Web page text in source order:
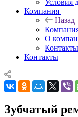
Условия
Компания
Назад
О
Контакты
Контакты
Зубчатый